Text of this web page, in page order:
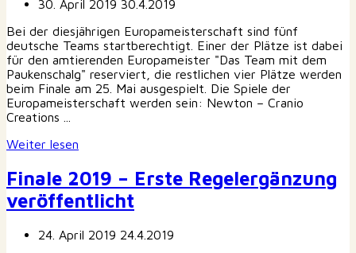
30. April 2019 30.4.2019
Bei der diesjährigen Europameisterschaft sind fünf
deutsche Teams startberechtigt. Einer der Plätze ist dabei
für den amtierenden Europameister "Das Team mit dem
Paukenschalg" reserviert, die restlichen vier Plätze werden
beim Finale am 25. Mai ausgespielt. Die Spiele der
Europameisterschaft werden sein: Newton – Cranio
Creations ...
Weiter lesen
Finale 2019 – Erste Regelergänzung
veröffentlicht
24. April 2019 24.4.2019